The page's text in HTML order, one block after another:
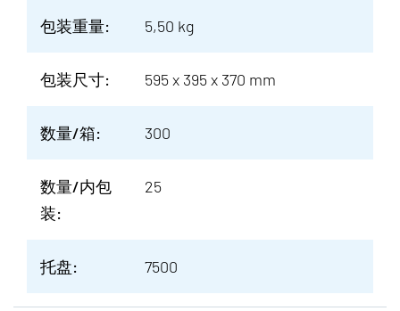
包装重量: 5,50 kg
包装尺寸: 595 x 395 x 370 mm
数量/箱: 300
数量/内包
装:
25
托盘: 7500